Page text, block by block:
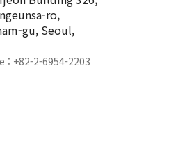
ro,
gu, Seoul,
: +82-2-6954-2203